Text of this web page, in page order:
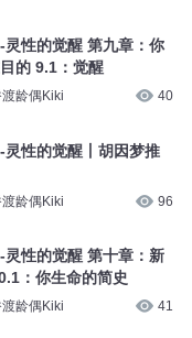
灵性的觉醒 第九章：你
的 9.1：觉醒
龄偶Kiki 40
灵性的觉醒丨胡因梦推
龄偶Kiki 96
灵性的觉醒 第十章：新
：你生命的简史
龄偶Kiki 41